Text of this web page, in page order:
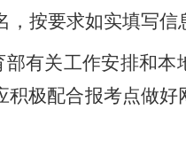
按要求如实填写信
有关工作安排和本
极配合报考点做